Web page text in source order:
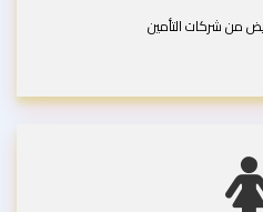
من شركات التأمين